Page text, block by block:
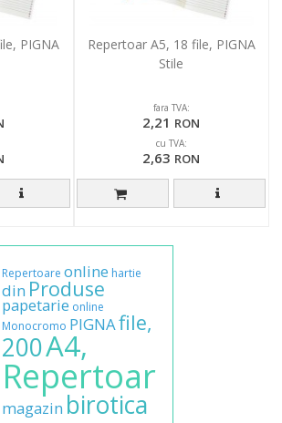
PIGNA
Repertoar A5, 18 file, PIGNA
Stile
fara TVA:
2,21 RON
cu TVA:
2,63 RON
Repertoare online hartie
din Produse
papetarie online
Monocromo PIGNAfile,
200A4,
Repertoar
magazin birotica